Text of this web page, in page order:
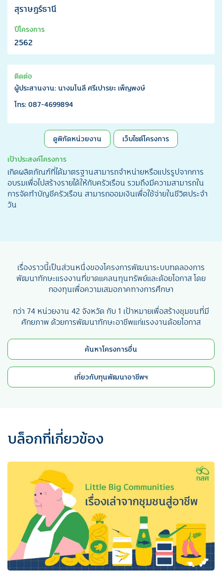
สุราษฎร์ธานี
ปีโครงการ
2562
ติดต่อ
ผู้ประสานงาน: นางมโนลี ศรีเปารยะ เพ็ญพงษ์
โทร: 087-4699894
ดูพิกัดหน่วยงาน
เว็บไซต์โครงการ
เป้าประสงค์โครงการ
เกิดผลิตภัณฑ์ที่ได้มาตรฐานสามารถจำหน่ายหรือแปรรูปจากการ
อบรมเพื่อไปสร้างรายได้ให้กับครัวเรือน รวมถึงมีความสามารถใน
การจัดทำบัญชีครัวเรือน สามารถออมเงินเพื่อใช้จ่ายในชีวิตประจำ
วัน
เรื่องราวนี้เป็นส่วนหนึ่งของโครงการพัฒนาระบบทดลองการ
พัฒนาทักษะแรงงานที่ขาดแคลนทุนทรัพย์และด้อยโอกาส โดย
กองทุนเพื่อความเสมอภาคทางการศึกษา
กว่า 74 หน่วยงาน 42 จังหวัด กับ 1 เป้าหมายเพื่อสร้างชุมชนที่มี
ศักยภาพ ด้วยการพัฒนาทักษะอาชีพแก่แรงงานด้อยโอกาส
ค้นหาโครงการอื่น
เกี่ยวกับทุนพัฒนาอาชีพฯ
บล็อกที่เกี่ยวข้อง